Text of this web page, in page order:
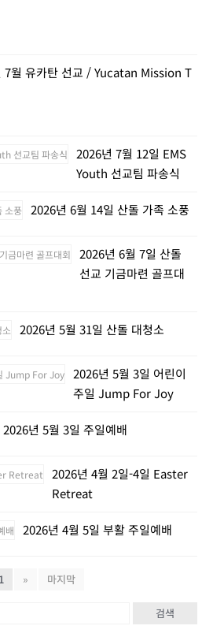
7월 유카탄 선교 / Yucatan Mission T
2026년 7월 12일 EMS
Youth 선교팀 파송식
2026년 6월 14일 산돌 가족 소풍
2026년 6월 7일 산돌
선교 기금마련 골프대
2026년 5월 31일 산돌 대청소
2026년 5월 3일 어린이
주일 Jump For Joy
2026년 5월 3일 주일예배
2026년 4월 2일-4일 Easter
Retreat
2026년 4월 5일 부활 주일예배
1 » 마지막
검색